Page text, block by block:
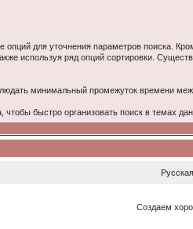
для уточнения параметров поиска.
используя ряд опций сортировки.
минимальный промежуток времени
быстро организовать поиск в темах
Создаем